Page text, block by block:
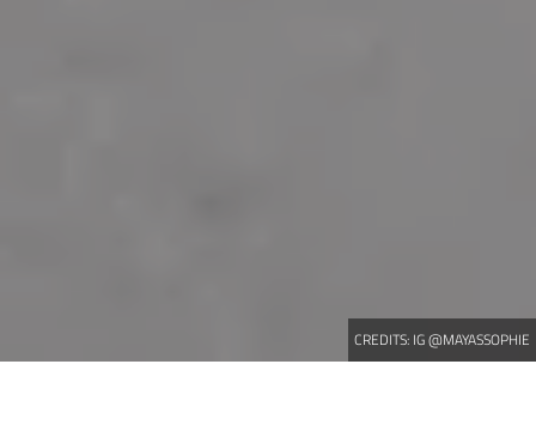
CREDITS: IG @MAYASSOPHIE